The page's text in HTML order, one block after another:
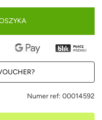
Numer ref: 00014592